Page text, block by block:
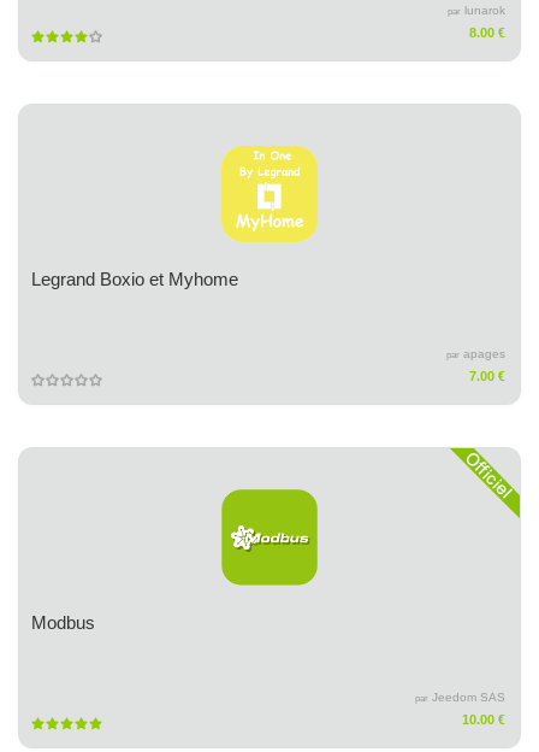
par lunarok
8.00 €
Legrand Boxio et Myhome
par apages
7.00 €
Modbus
par Jeedom SAS
10.00 €